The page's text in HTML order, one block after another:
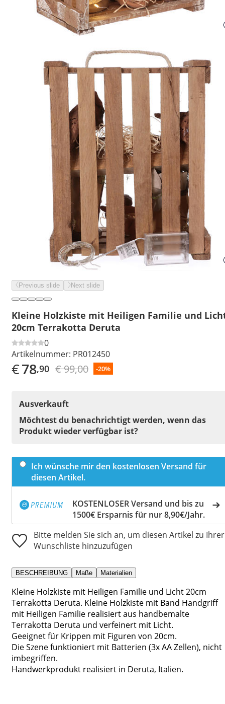
Previous slide Next slide
Kleine Holzkiste mit Heiligen Familie und
20cm Terrakotta Deruta
0
Artikelnummer: PR012450
€78,90 € 99,00 -20%
Ausverkauft
Möchtest du benachrichtigt werden, wenn das
Produkt wieder verfügbar ist?
Ich wünsche mir den kostenlosen Versand für
diesen Artikel.
KOSTENLOSER Versand und bis zu
1500€ Ersparnis für nur 8,90€/Jahr.
Bitte melden Sie sich an, um diesen Artikel zu Ihrer
Wunschliste hinzuzufügen
BESCHREIBUNG Maße Materialien
Kleine Holzkiste mit Heiligen Familie und Licht 20cm
Terrakotta Deruta. Kleine Holzkiste mit Band Handgriff
mit Heiligen Familie realisiert aus handbemalte
Terrakotta Deruta und verfeinert mit Licht.
Geeignet für Krippen mit Figuren von 20cm.
Die Szene funktioniert mit Batterien (3x AA Zellen), nicht
imbegriffen.
Handwerkprodukt realisiert in Deruta, Italien.